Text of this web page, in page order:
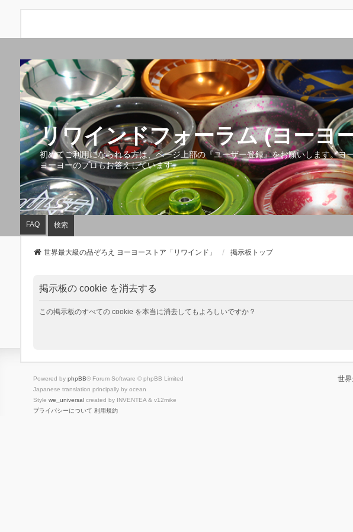
リワインドフォーラム (ヨーヨ
初めてご利用になられる方は、ページ上部の『ユーザー登録』をお願いします。
ヨーヨーのプロもお答えしています。
FAQ 検索
世界最大級の品ぞろえ ヨーヨーストア「リワインド」 掲示板トップ
掲示板の cookie を消去する
この掲示板のすべての cookie を本当に消去してもよろしいですか？
世
Powered by phpBB® Forum Software © phpBB Limited
Japanese translation principally by ocean
Style we_universalcreated by INVENTEA & v12mike
プライバシーについて 利用規約